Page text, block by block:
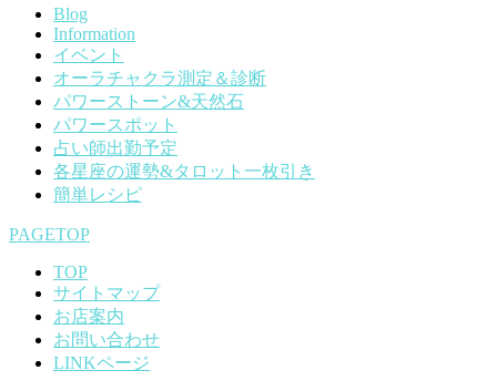
Blog
Information
イベント
オーラチャクラ測定＆診断
パワーストーン&天然石
パワースポット
占い師出勤予定
各星座の運勢&タロット一枚引き
簡単レシピ
PAGETOP
TOP
サイトマップ
お店案内
お問い合わせ
LINKページ